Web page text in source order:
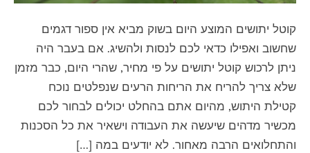
קוטל יתושים המוצע היום בשוק מביא אין ספור דגמים
שחשוב ואפילו כדאי לכם לנסות ולהשיג. אם בעבר היה
ניתן לרכוש קוטל יתושים על פי מחיר, שהרי היום, כבר מזמן
שלא צריך להריח את הריחות הרעים שנפלטים נוכח
קטילת היתוש, מהיום אתם בהחלט יכולים לבחור לכם
מכשיר מדהים שיעשה את העבודה וישאיר את כל הסכנות
והתחלואים הרבה מאחור. לא יודעים במה […]